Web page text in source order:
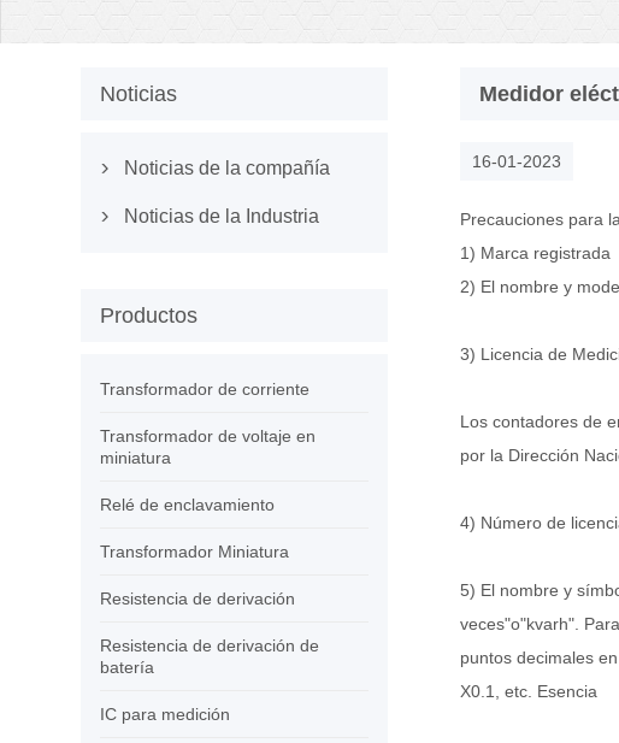
Medidor
16-01-2023
Precauciones para
1) Marca registrada
2) El nombre y
3) Licencia de
Los contadores de
por la Dirección
4) Número de
5) El nombre y
veces"o"kvarh".
puntos decimales
X0.1, etc. Esencia
Noticias
 Noticias de la compañía
 Noticias de la Industria
Productos
Transformador de corriente
Transformador de voltaje en
miniatura
Relé de enclavamiento
Transformador Miniatura
Resistencia de derivación
Resistencia de derivación de
batería
IC para medición